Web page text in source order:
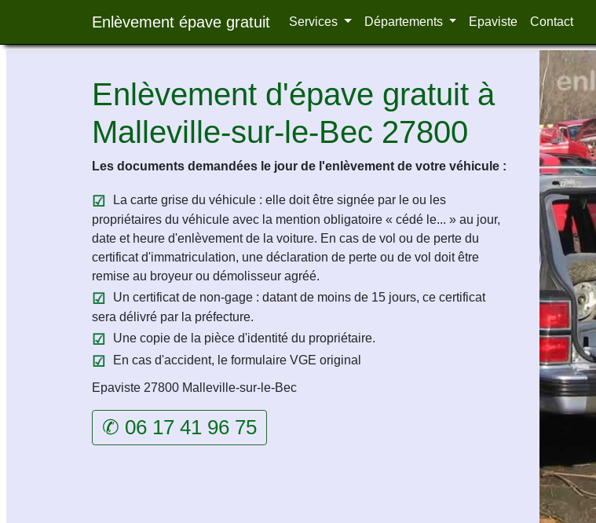
Enlèvement épave gratuit Services Départements Epaviste Contact
Enlèvement d'épave gratuit à
Malleville-sur-le-Bec 27800
Les documents demandées le jour de l'enlèvement de votre véhicule :
La carte grise du véhicule : elle doit être signée par le ou les
propriétaires du véhicule avec la mention obligatoire « cédé le... » au jour,
date et heure d'enlèvement de la voiture. En cas de vol ou de perte du
certificat d'immatriculation, une déclaration de perte ou de vol doit être
remise au broyeur ou démolisseur agréé.
Un certificat de non-gage : datant de moins de 15 jours, ce certificat
sera délivré par la préfecture.
Une copie de la pièce d'identité du propriétaire.
En cas d'accident, le formulaire VGE original
Epaviste 27800 Malleville-sur-le-Bec
✆ 06 17 41 96 75